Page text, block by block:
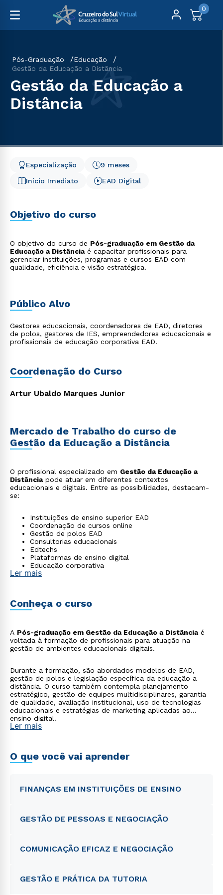
0
Pós-Graduação
Educação
Gestão da Educação a Distância
Gestão da Educação a
Distância
Início Imediato
9 meses
Especialização
EAD Digital
Objetivo do curso
O objetivo do curso de Pós-graduação em Gestão da
Educação a Distânciaé capacitar profissionais para
gerenciar instituições, programas e cursos EAD com
qualidade, eficiência e visão estratégica.
Público Alvo
Gestores educacionais, coordenadores de EAD, diretores
de polos, gestores de IES, empreendedores educacionais e
profissionais de educação corporativa EAD.
Coordenação do Curso
Artur Ubaldo Marques Junior
Mercado de Trabalho do curso de
Gestão da Educação a Distância
O profissional especializado em Gestão da Educação a
Distânciapode atuar em diferentes contextos
educacionais e digitais. Entre as possibilidades, destacam-
se:
Instituições de ensino superior EAD
Coordenação de cursos online
Gestão de polos EAD
Consultorias educacionais
Edtechs
Plataformas de ensino digital
Educação corporativa
Franquias educacionais
Ler mais
Conheça o curso
A Pós-graduação em Gestão da Educação a Distânciaé
voltada à formação de profissionais para atuação na
gestão de ambientes educacionais digitais.
Durante a formação, são abordados modelos de EAD,
gestão de polos e legislação específica da educação a
distância. O curso também contempla planejamento
estratégico, gestão de equipes multidisciplinares, garantia
de qualidade, avaliação institucional, uso de tecnologias
educacionais e estratégias de marketing aplicadas ao
ensino digital.
Ler mais
O que você vai aprender
FINANÇAS EM INSTITUIÇÕES DE ENSINO
GESTÃO DE PESSOAS E NEGOCIAÇÃO
COMUNICAÇÃO EFICAZ E NEGOCIAÇÃO
GESTÃO E PRÁTICA DA TUTORIA